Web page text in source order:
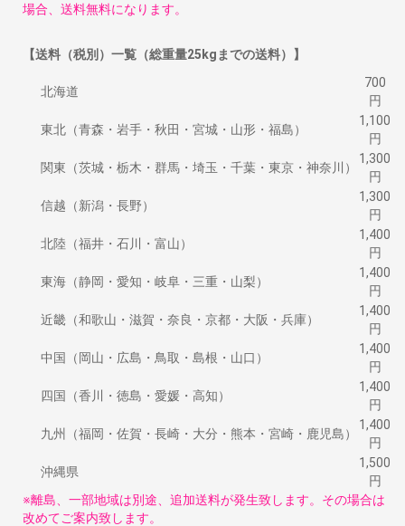
場合、送料無料になります。
【送料（税別）一覧（総重量25kgまでの送料）】
北海道
700
円
東北（青森・岩手・秋田・宮城・山形・福島）
1,100
円
関東（茨城・栃木・群馬・埼玉・千葉・東京・神奈川）
1,300
円
信越（新潟・長野）
1,300
円
北陸（福井・石川・富山）
1,400
円
東海（静岡・愛知・岐阜・三重・山梨）
1,400
円
近畿（和歌山・滋賀・奈良・京都・大阪・兵庫）
1,400
円
中国（岡山・広島・鳥取・島根・山口）
1,400
円
四国（香川・徳島・愛媛・高知）
1,400
円
九州（福岡・佐賀・長崎・大分・熊本・宮崎・鹿児島）
1,400
円
沖縄県
1,500
円
※離島、一部地域は別途、追加送料が発生致します。その場合は
改めてご案内致します。